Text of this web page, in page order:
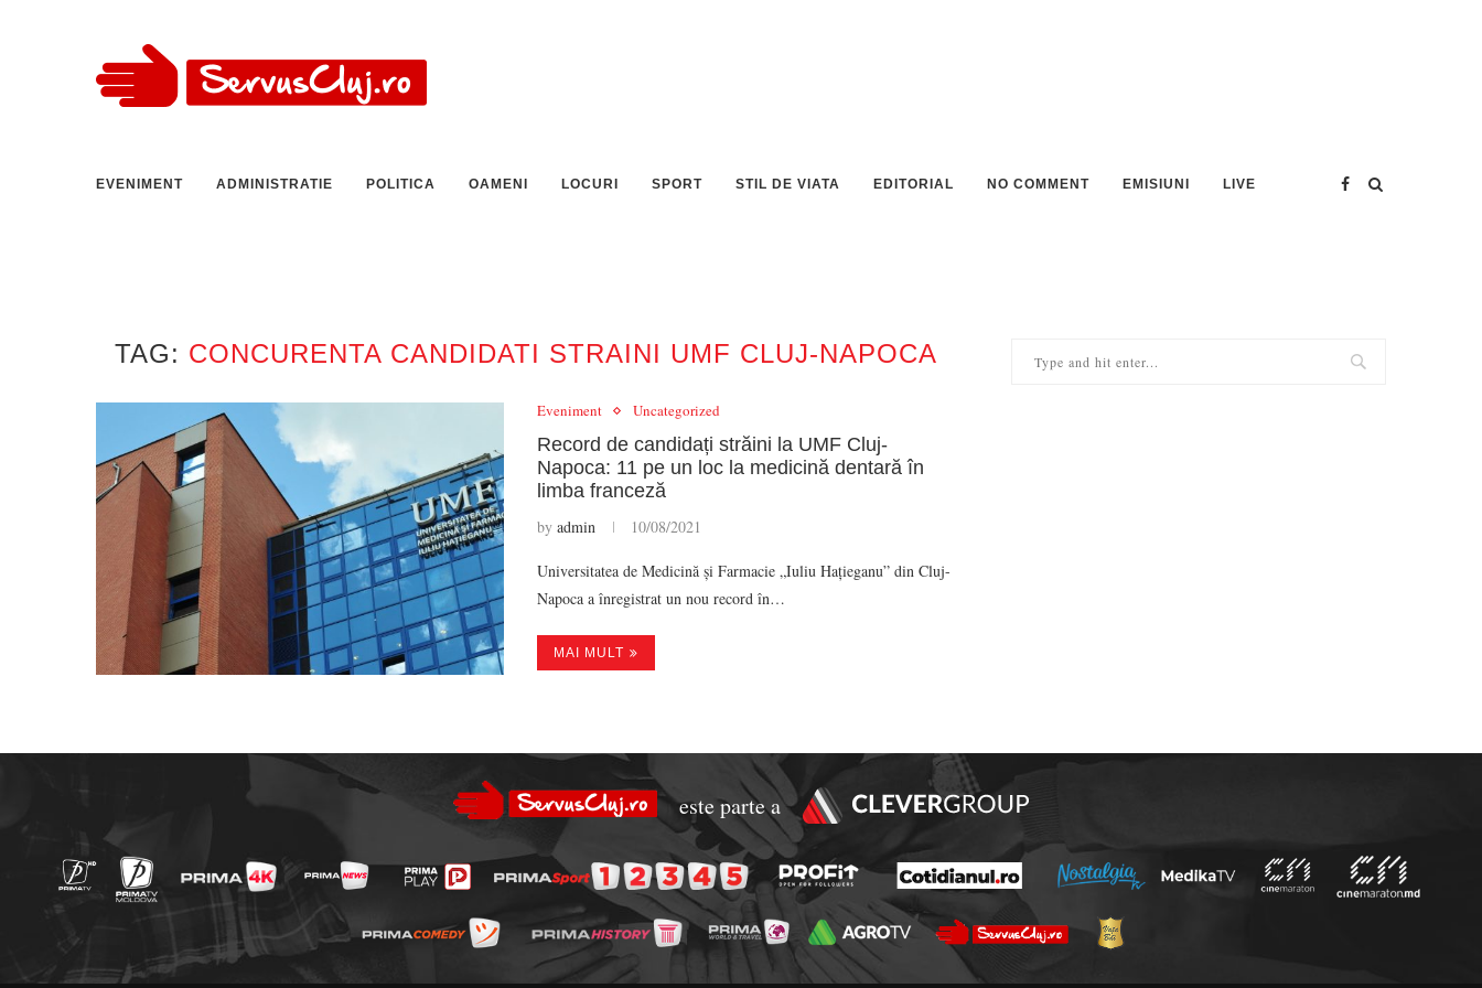
EVENIMENT ADMINISTRATIE POLITICA OAMENI LOCURI SPORT STIL DE VIATA EDITORIAL NO COMMENT EMISIUNI LIVE
TAG: CONCURENTA CANDIDATI STRAINI UMF CLUJ-NAPOCA
Eveniment Uncategorized
Record de candidați străini la UMF Cluj-
Napoca: 11 pe un loc la medicină dentară în
limba franceză
by admin 10/08/2021
Universitatea de Medicină și Farmacie „Iuliu Hațieganu” din Cluj-
Napoca a înregistrat un nou record în…
MAI MULT
este parte a